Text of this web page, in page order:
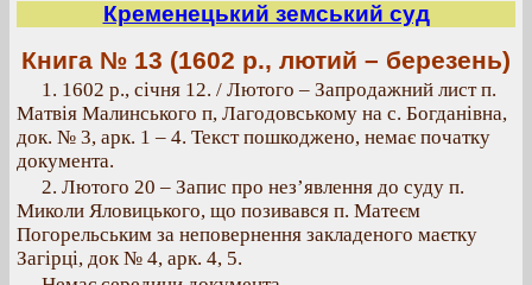
Кременецький земський суд
Книга № 13 (1602 р., лютий – березень)
1. 1602 р., січня 12. / Лютого – Запродажний лист п.
Матвія Малинського п, Лагодовському на с. Богданівна,
док. № 3, арк. 1 – 4. Текст пошкоджено, немає початку
документа.
2. Лютого 20 – Запис про нез’явлення до суду п.
Миколи Яловицького, що позивався п. Матеєм
Погорельським за неповернення закладеного маєтку
Загірці, док № 4, арк. 4, 5.